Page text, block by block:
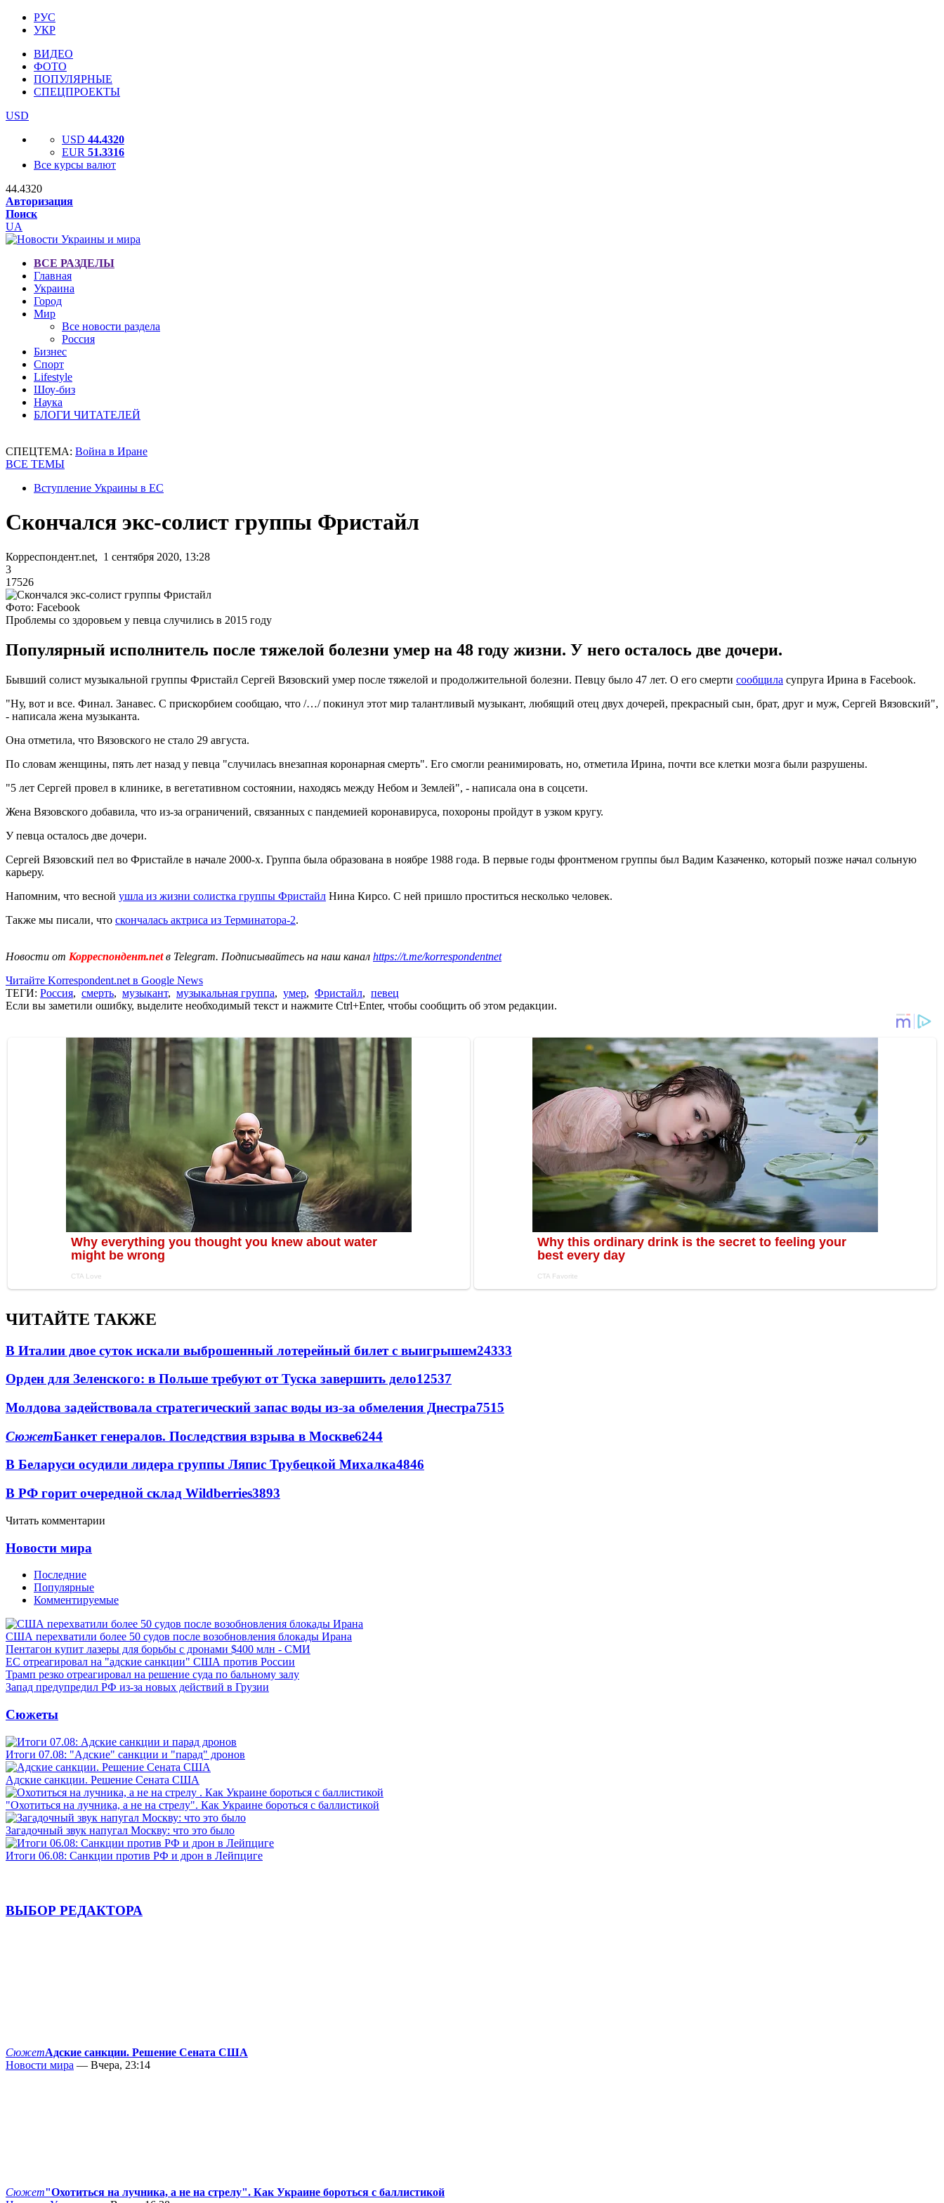
РУС
УКР
ВИДЕО
ФОТО
ПОПУЛЯРНЫЕ
СПЕЦПРОЕКТЫ
USD
USD 44.4320
EUR 51.3316
Все курсы валют
44.4320
Авторизация
Поиск
UA
ВСЕ РАЗДЕЛЫ
Главная
Украина
Город
Мир
Все новости раздела
Россия
Бизнес
Спорт
Lifestyle
Шоу-биз
Наука
БЛОГИ ЧИТАТЕЛЕЙ
СПЕЦТЕМА: Война в Иране
ВСЕ ТЕМЫ
Вступление Украины в ЕС
Скончался экс-солист группы Фристайл
Корреспондент.net, 1 сентября 2020, 13:28
3
17526
Фото: Facebook
Проблемы со здоровьем у певца случились в 2015 году
Популярный исполнитель после тяжелой болезни умер на 48 году жизни. У него осталось две дочери.
Бывший солист музыкальной группы Фристайл Сергей Вязовский умер после тяжелой и продолжительной болезни. Певцу было 47 лет. О его смерти сообщила супруга Ирина в Facebook.
"Ну, вот и все. Финал. Занавес. С прискорбием сообщаю, что /…/ покинул этот мир талантливый музыкант, любящий отец двух дочерей, прекрасный сын, брат, друг и муж, Сергей Вязовский",
- написала жена музыканта.
Она отметила, что Вязовского не стало 29 августа.
По словам женщины, пять лет назад у певца "случилась внезапная коронарная смерть". Его смогли реанимировать, но, отметила Ирина, почти все клетки мозга были разрушены.
"5 лет Сергей провел в клинике, в вегетативном состоянии, находясь между Небом и Землей", - написала она в соцсети.
Жена Вязовского добавила, что из-за ограничений, связанных с пандемией коронавируса, похороны пройдут в узком кругу.
У певца осталось две дочери.
Сергей Вязовский пел во Фристайле в начале 2000-х. Группа была образована в ноябре 1988 года. В первые годы фронтменом группы был Вадим Казаченко, который позже начал сольную
карьеру.
Напомним, что весной ушла из жизни солистка группы Фристайл Нина Кирсо. С ней пришло проститься несколько человек.
Также мы писали, что скончалась актриса из Терминатора-2.
Новости от Корреспондент.netв Telegram. Подписывайтесь на наш канал https://t.me/korrespondentnet
Читайте Korrespondent.net в Google News
ТЕГИ: Россия, смерть, музыкант, музыкальная группа, умер, Фристайл, певец
Если вы заметили ошибку, выделите необходимый текст и нажмите Ctrl+Enter, чтобы сообщить об этом редакции.
ЧИТАЙТЕ ТАКЖЕ
В Италии двое суток искали выброшенный лотерейный билет с выигрышем24333
Орден для Зеленского: в Польше требуют от Туска завершить дело12537
Молдова задействовала стратегический запас воды из-за обмеления Днестра7515
СюжетБанкет генералов. Последствия взрыва в Москве6244
В Беларуси осудили лидера группы Ляпис Трубецкой Михалка4846
В РФ горит очередной склад Wildberries3893
Читать комментарии
Новости мира
Последние
Популярные
Комментируемые
США перехватили более 50 судов после возобновления блокады Ирана
Пентагон купит лазеры для борьбы с дронами $400 млн - СМИ
ЕС отреагировал на "адские санкции" США против России
Трамп резко отреагировал на решение суда по бальному залу
Запад предупредил РФ из-за новых действий в Грузии
Сюжеты
Итоги 07.08: "Адские" санкции и "парад" дронов
Адские санкции. Решение Сената США
"Охотиться на лучника, а не на стрелу". Как Украине бороться с баллистикой
Загадочный звук напугал Москву: что это было
Итоги 06.08: Санкции против РФ и дрон в Лейпциге
ВЫБОР РЕДАКТОРА
СюжетАдские санкции. Решение Сената США
Новости мира — Вчера, 23:14
Сюжет"Охотиться на лучника, а не на стрелу". Как Украине бороться с баллистикой